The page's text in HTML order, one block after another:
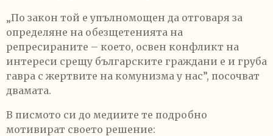
„По закон той е упълномощен да отговаря за
определяне на обезщетенията на
репресираните – което, освен конфликт на
интереси срещу българските граждани е и груба
гавра с жертвите на комунизма у нас”, посочват
двамата.
В писмото си до медиите те подробно
мотивират своето решение: